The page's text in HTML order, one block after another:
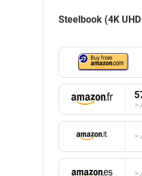
Steelbook (4K